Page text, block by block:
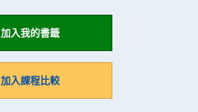
加入我的書籤
加入課程比較